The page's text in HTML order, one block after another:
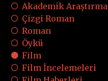
Akademik Araştırma
Çizgi Roman
Roman
Öykü
Film
Film İncelemeleri